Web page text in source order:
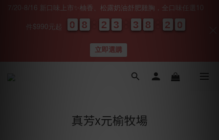
真芳x元榆牧場
7/20-8/16 新口味上市✨柚香、松露奶油舒肥雞胸，全口味任選10
件$990元起 0
0
0
0 8
8
8
8 2
2
2
2 3
3
3
3 3
3
3
3 8
8
8
8 1
1
1
1 0
0
9
9
9
9
立即選購